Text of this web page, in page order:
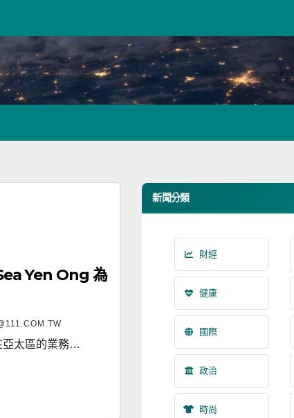
Yen Ong 為
亞太區的業務…
新聞分類
財經
健康
國際
政治
時尚